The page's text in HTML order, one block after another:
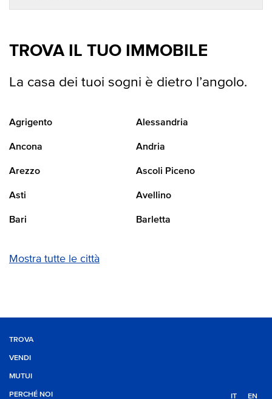
TROVA IL TUO IMMOBILE
La casa dei tuoi sogni è dietro l’angolo.
Agrigento Alessandria
Ancona Andria
Arezzo Ascoli Piceno
Asti Avellino
Bari Barletta
Mostra tutte le città
TROVA
VENDI
MUTUI
PERCHÉ NOI IT EN